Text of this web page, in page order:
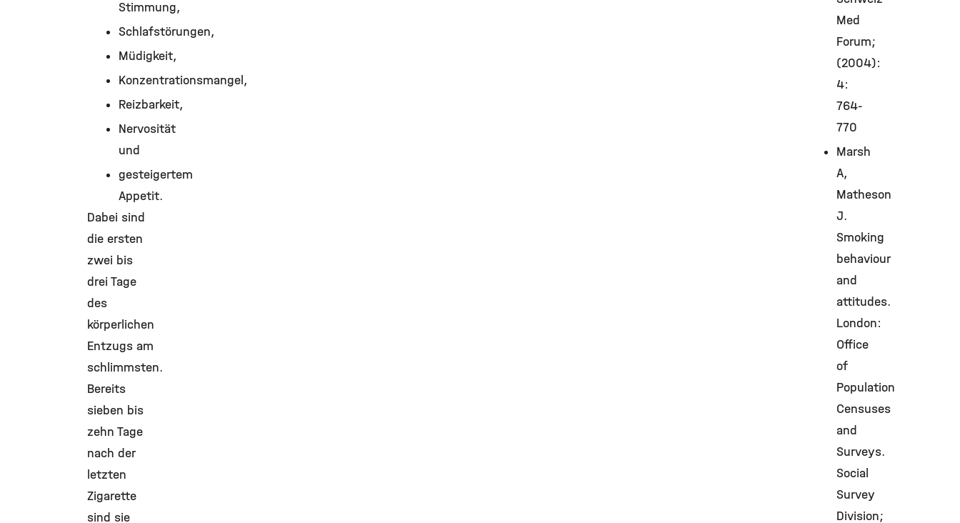
Stimmung,
Schlafstörungen,
Müdigkeit,
Konzentrationsmangel,
Reizbarkeit,
Nervosität
und
gesteigertem
Appetit.
Dabei sind
die ersten
zwei bis
drei Tage
des
körperlichen
Entzugs am
schlimmsten.
Bereits
sieben bis
zehn Tage
nach der
letzten
Zigarette
sind sie
Med
Forum;
(2004):
4:
764-
770
Marsh
A,
Matheson
J.
Smoking
behaviour
and
attitudes.
London:
Office
of
Population
Censuses
and
Surveys.
Social
Survey
Division;